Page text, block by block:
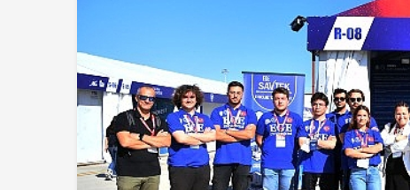
Yayımladı